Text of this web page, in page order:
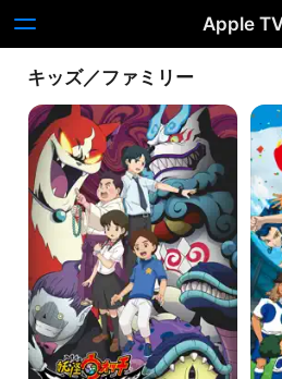
Apple
キッズ／ファミリー
妖
怪
ウ
ォ
ッ
チ
シ
リ
イ
ナ
ズ
マ
イ
レ
ブ
ン
GO